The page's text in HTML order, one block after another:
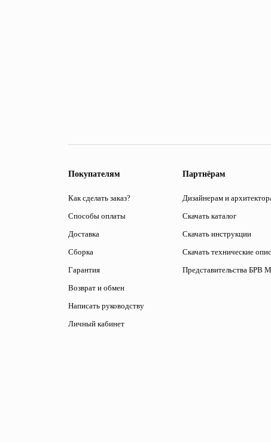
Покупателям
Как сделать заказ?
Способы оплаты
Доставка
Сборка
Гарантия
Возврат и обмен
Написать руководству
Личный кабинет
Партнёрам
Дизайнерам и
Скачать каталог
Скачать инструкции
Скачать технические
Представительства БРВ